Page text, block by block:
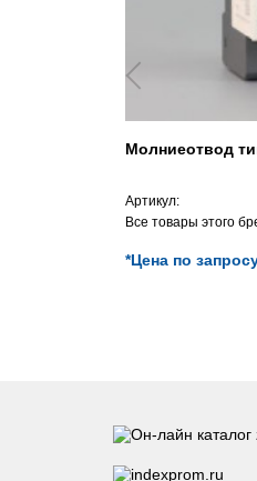
Молниеотвод
Артикул:
Все товары этого
*Цена по